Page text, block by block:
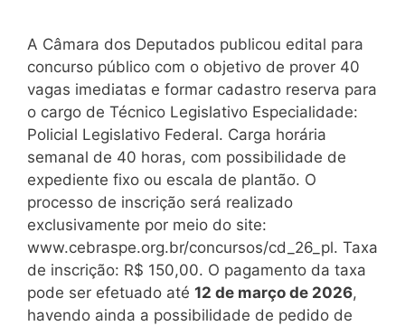
A Câmara dos Deputados publicou edital para
concurso público com o objetivo de prover 40
vagas imediatas e formar cadastro reserva para
o cargo de Técnico Legislativo Especialidade:
Policial Legislativo Federal. Carga horária
semanal de 40 horas, com possibilidade de
expediente fixo ou escala de plantão. O
processo de inscrição será realizado
exclusivamente por meio do site:
www.cebraspe.org.br/concursos/cd_26_pl. Taxa
de inscrição: R$ 150,00. O pagamento da taxa
pode ser efetuado até 12 de março de 2026,
havendo ainda a possibilidade de pedido de